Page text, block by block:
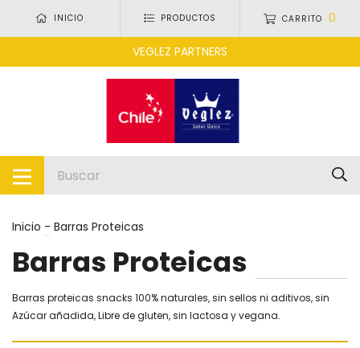
INICIO PRODUCTOS CARRITO 0
VEGLEZ PARTNERS
Inicio - Barras Proteicas
Barras Proteicas
Barras proteicas snacks 100% naturales, sin sellos ni aditivos, sin
Azúcar añadida, Libre de gluten, sin lactosa y vegana.